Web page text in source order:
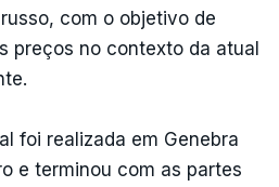
com o objetivo de
preços no contexto da atual
foi realizada em Genebra
e terminou com as partes